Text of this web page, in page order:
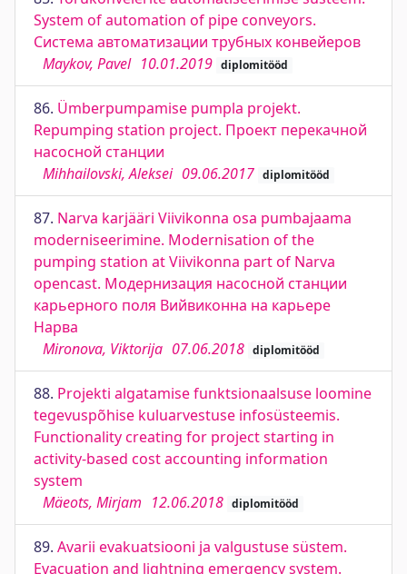
System of automation of pipe conveyors.
Система автоматизации трубных конвейеров
Maykov, Pavel 10.01.2019 diplomitööd
86. Ümberpumpamise pumpla projekt.
Repumping station project. Проект перекачной
насосной станции
Mihhailovski, Aleksei 09.06.2017 diplomitööd
87. Narva karjääri Viivikonna osa pumbajaama
moderniseerimine. Modernisation of the
pumping station at Viivikonna part of Narva
opencast. Модернизация насосной станции
карьерного поля Вийвиконна на карьере
Нарва
Mironova, Viktorija 07.06.2018 diplomitööd
88. Projekti algatamise funktsionaalsuse loomine
tegevuspõhise kuluarvestuse infosüsteemis.
Functionality creating for project starting in
activity-based cost accounting information
system
Mäeots, Mirjam 12.06.2018 diplomitööd
89. Avarii evakuatsiooni ja valgustuse süstem.
Evacuation and lightning emergency system.